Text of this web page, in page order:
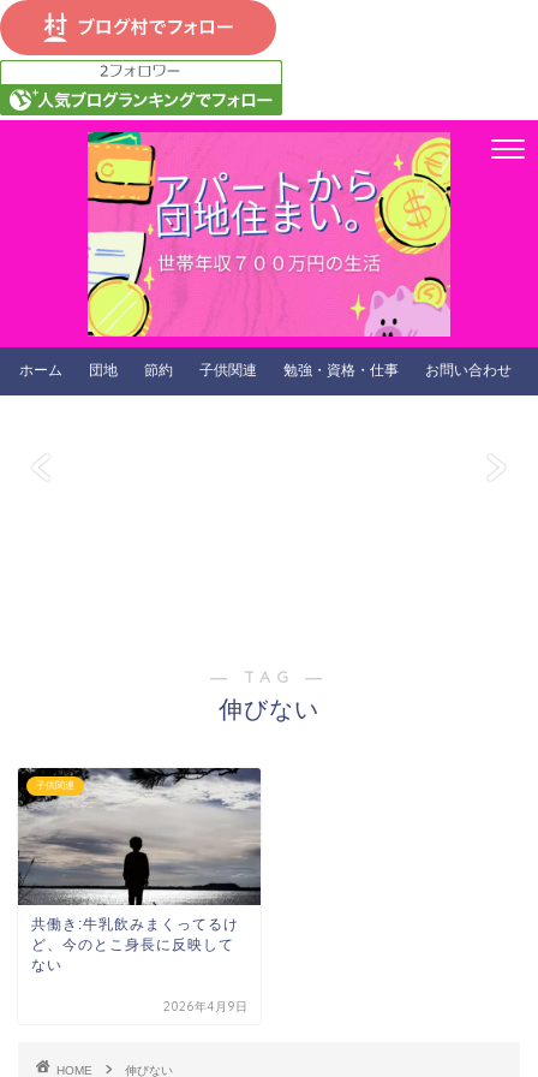
ホーム 団地 節約 子供関連 勉強・資格・仕事 お問い合わせ
― TAG ―
伸びない
子供関連
共働き:牛乳飲みまくってるけ
ど、今のとこ身長に反映して
ない
2026年4月9日
HOME 伸びない